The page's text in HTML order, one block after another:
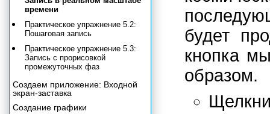
будет
кнопка
образом.
времени
Практическое упражнение 5.2:
Пошаговая запись
Практическое упражнение 5.3:
Запись с прорисовкой
промежуточных фаз
Создаем приложение: Входной
экран-заставка
Создание графики